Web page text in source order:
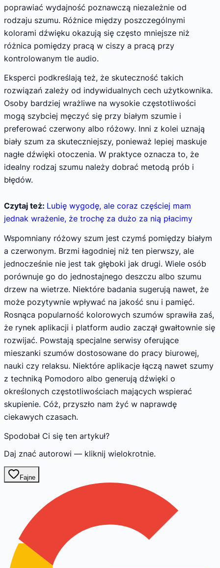
poprawiać wydajność poznawczą niezależnie od
rodzaju szumu. Różnice między poszczególnymi
kolorami dźwięku okazują się często mniejsze niż
różnica pomiędzy pracą w ciszy a pracą przy
kontrolowanym tle audio.
Eksperci podkreślają też, że skuteczność takich
rozwiązań zależy od indywidualnych cech użytkownika.
Osoby bardziej wrażliwe na wysokie częstotliwości
mogą szybciej męczyć się przy białym szumie i
preferować czerwony albo różowy. Inni z kolei uznają
biały szum za skuteczniejszy, ponieważ lepiej maskuje
nagłe dźwięki otoczenia. W praktyce oznacza to, że
idealny rodzaj szumu należy dobrać metodą prób i
błędów.
Czytaj też: Lubię wygodę, ale coraz częściej mam
jednak wrażenie, że trochę za dużo za nią płacimy
Wspomniany różowy szum jest czymś pomiędzy białym
a czerwonym. Brzmi łagodniej niż ten pierwszy, ale
jednocześnie nie jest tak głęboki jak drugi. Wiele osób
porównuje go do jednostajnego deszczu albo szumu
drzew na wietrze. Niektóre badania sugerują nawet, że
może pozytywnie wpływać na jakość snu i pamięć.
Rosnąca popularność kolorowych szumów sprawiła zaś,
że rynek aplikacji i platform audio zaczął gwałtownie się
rozwijać. Powstają specjalne serwisy oferujące
mieszanki szumów dostosowane do pracy biurowej,
nauki czy relaksu. Niektóre aplikacje łączą nawet szumy
z techniką Pomodoro albo generują dźwięki o
określonych częstotliwościach mających wspierać
skupienie. Cóż, przyszło nam żyć w naprawdę
ciekawych czasach.
Spodobał Ci się ten artykuł?
Daj znać autorowi — kliknij wielokrotnie.
Fajne